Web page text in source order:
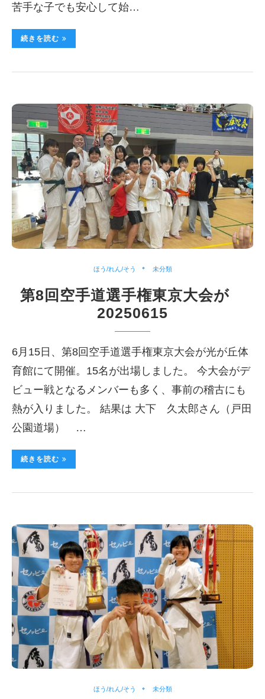
苦手な子でも安心して始…
続きを読む
ほう/れん/そう 未分類
第8回空手道選手権東京大会が
20250615
6月15日、第8回空手道選手権東京大会が光が丘体
育館にて開催。15名が出場しました。 今大会がデ
ビュー戦となるメンバーも多く、事前の稽古にも
熱が入りました。 結果は 大下 久太郎さん（戸田
公園道場） …
続きを読む
ほう/れん/そう 未分類